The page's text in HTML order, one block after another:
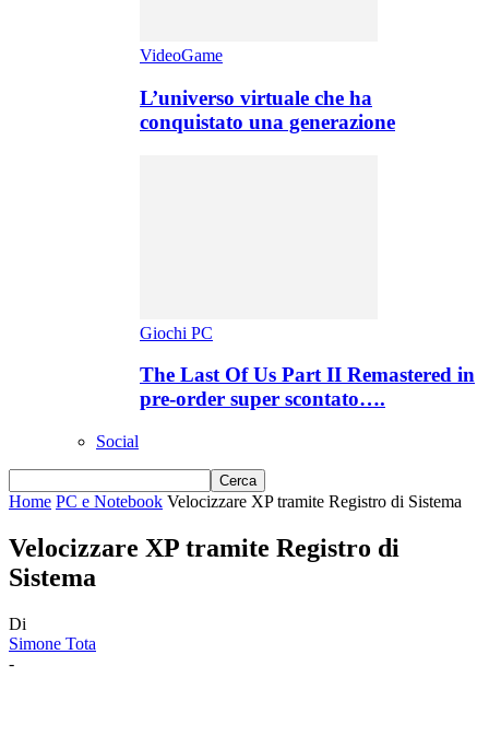
VideoGame
L’universo virtuale che ha
conquistato una generazione
Giochi PC
The Last Of Us Part II Remastered in
pre-order super scontato….
Social
Home PC e Notebook Velocizzare XP tramite Registro di Sistema
Velocizzare XP tramite Registro di
Sistema
Di
Simone Tota
-